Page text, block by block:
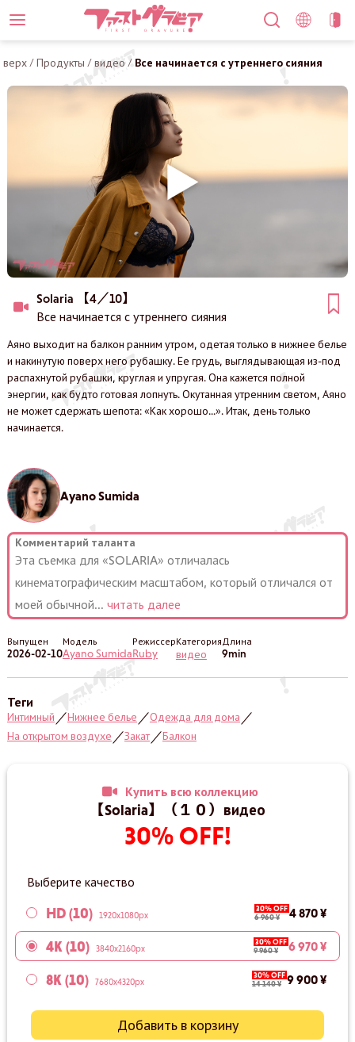
верх /Продукты /видео / Все начинается с утреннего сияния
Solaria 【4／10】
Все начинается с утреннего сияния
Аяно выходит на балкон ранним утром, одетая только в нижнее белье
и накинутую поверх него рубашку. Ее грудь, выглядывающая из-под
распахнутой рубашки, круглая и упругая. Она кажется полной
энергии, как будто готовая лопнуть. Окутанная утренним светом, Аяно
не может сдержать шепота: «Как хорошо...». Итак, день только
начинается.
Ayano Sumida
Комментарий таланта
Эта съемка для «SOLARIA» отличалась
кинематографическим масштабом, который отличался от
моей обычной... читать далее
Выпущен
2026-02-10
Модель
Ayano Sumida
Режиссер
Ruby
Категория
видео
Длина
9min
Теги
Интимный／Нижнее белье／Одежда для дома／
На открытом воздухе／Закат／Балкон
Купить всю коллекцию
【Solaria】（１０）видео
30% OFF!
Выберите качество
HD (10) 1920x1080px
30% OFF
6 960 ¥
4 870 ¥
4K (10) 3840x2160px
30% OFF
9 960 ¥
6 970 ¥
8K (10) 7680x4320px
30% OFF
14 140 ¥
9 900 ¥
Добавить в корзину